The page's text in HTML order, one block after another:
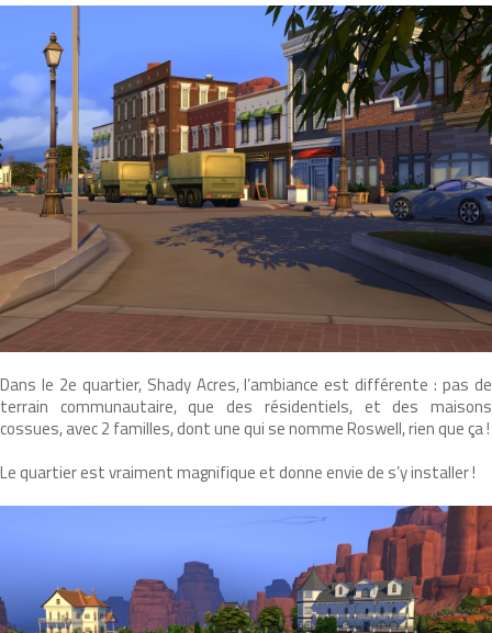
Dans le 2e quartier, Shady Acres, l’ambiance est différente : pas de
terrain communautaire, que des résidentiels, et des maisons
cossues, avec 2 familles, dont une qui se nomme Roswell, rien que ça !
Le quartier est vraiment magnifique et donne envie de s’y installer !